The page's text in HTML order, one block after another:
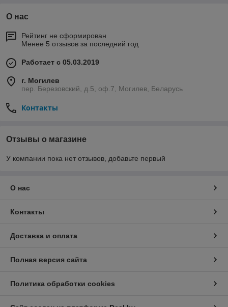
О нас
Рейтинг не сформирован
Менее 5 отзывов за последний год
Работает с 05.03.2019
г. Могилев
пер. Березовский, д.5, оф.7, Могилев, Беларусь
Контакты
Отзывы о магазине
У компании пока нет отзывов, добавьте первый
О нас
Контакты
Доставка и оплата
Полная версия сайта
Политика обработки cookies